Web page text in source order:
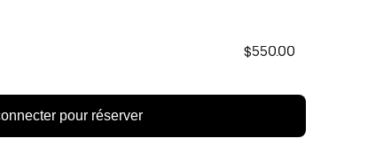
$550.00
pour réserver